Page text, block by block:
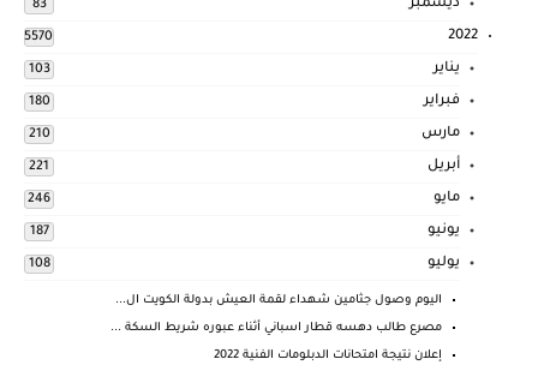
ديسمبر 83
2022
5570
يناير 103
فبراير 180
مارس 210
أبريل 221
مايو 246
يونيو 187
يوليو 108
اليوم وصول جثامين شهداء لقمة العيش بدولة الكويت ال...
مصرع طالب دهسه قطار اسباني أثناء عبوره شريط السكة ...
إعلان نتيجة امتحانات الدبلومات الفنية 2022